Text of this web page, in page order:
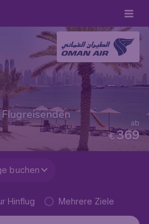
€369
ab
buchen
Hinflug Mehrere Ziele